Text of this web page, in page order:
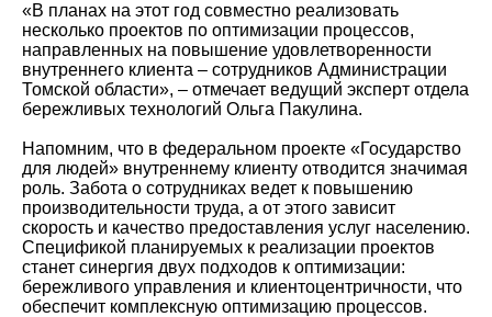
«В планах на этот год совместно реализовать
несколько проектов по оптимизации процессов,
направленных на повышение удовлетворенности
внутреннего клиента – сотрудников Администрации
Томской области», – отмечает ведущий эксперт отдела
бережливых технологий Ольга Пакулина.
Напомним, что в федеральном проекте «Государство
для людей» внутреннему клиенту отводится значимая
роль. Забота о сотрудниках ведет к повышению
производительности труда, а от этого зависит
скорость и качество предоставления услуг населению.
Спецификой планируемых к реализации проектов
станет синергия двух подходов к оптимизации:
бережливого управления и клиентоцентричности, что
обеспечит комплексную оптимизацию процессов.